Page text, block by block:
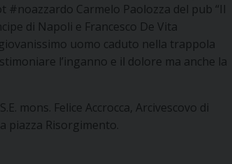
#noazzardo Carmelo Paolozza del pub “Il
di Napoli e Francesco De Vita
uomo caduto nella trappola
l’inganno e il dolore ma anche la
mons. Felice Accrocca, Arcivescovo di
piazza Risorgimento.